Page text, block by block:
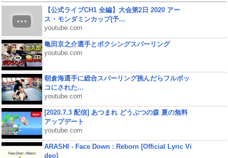
【公式ライブCH1 全編】大会第2日 2020 アー
ス・モンダミンカップ(予...
youtube.com
亀田京之介選手とボクシングスパーリング
youtube.com
朝倉海選手に総合スパーリング挑んだらフルボッ
コにされた...
youtube.com
[2020.7.3 配信] あつまれ どうぶつの森 夏の無料
アップデート
youtube.com
ARASHI - Face Down : Reborn [Official Lyric Vi
deo]